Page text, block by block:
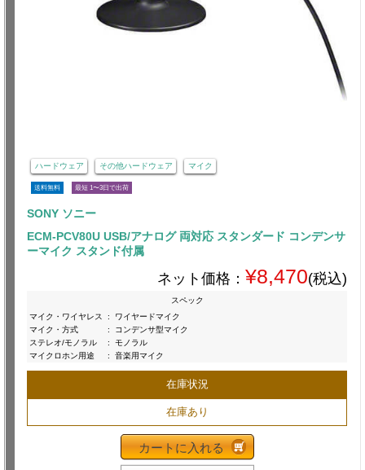
ハードウェア その他ハードウェア マイク
送料無料 最短 1〜3日で出荷
SONY ソニー
ECM-PCV80U USB/アナログ 両対応 スタンダード コンデンサ
ーマイク スタンド付属
ネット価格： ¥8,470(税込)
スペック
マイク・ワイヤレス
:
ワイヤードマイク
マイク・方式
:
コンデンサ型マイク
ステレオ/モノラル
:
モノラル
マイクロホン用途
: 音楽用マイク
在庫状況
在庫あり
カートに入れる